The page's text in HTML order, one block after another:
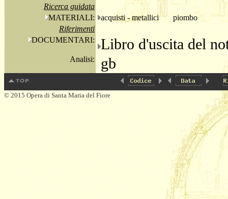
Ricerca guidata
MATERIALI:
acquisti - metallici
piombo
Riferimenti
DOCUMENTARI:
Libro d'uscita del
Analisi: gb
© 2015 Opera di Santa Maria del Fiore